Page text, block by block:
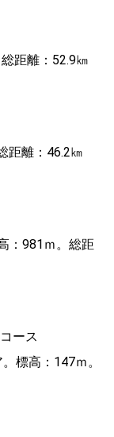
距離：52.9㎞
距離：46.2㎞
：981ｍ。総距
ース
標高：147ｍ。